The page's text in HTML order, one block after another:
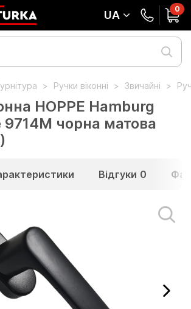
UA 0
Ручки віконні Звичайні
HOPPE Hamburg
чорна матова
Відгуки 0